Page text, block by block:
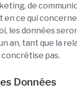
de
ce qui
les données
an, tant que la
pas.
Données